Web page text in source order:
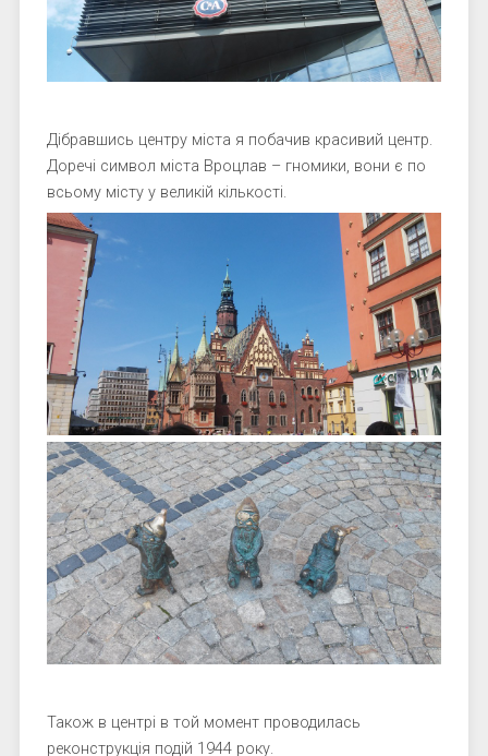
Дібравшись центру міста я побачив красивий центр.
Доречі символ міста Вроцлав – гномики, вони є по
всьому місту у великій кількості.
Також в центрі в той момент проводилась
реконструкція подій 1944 року.